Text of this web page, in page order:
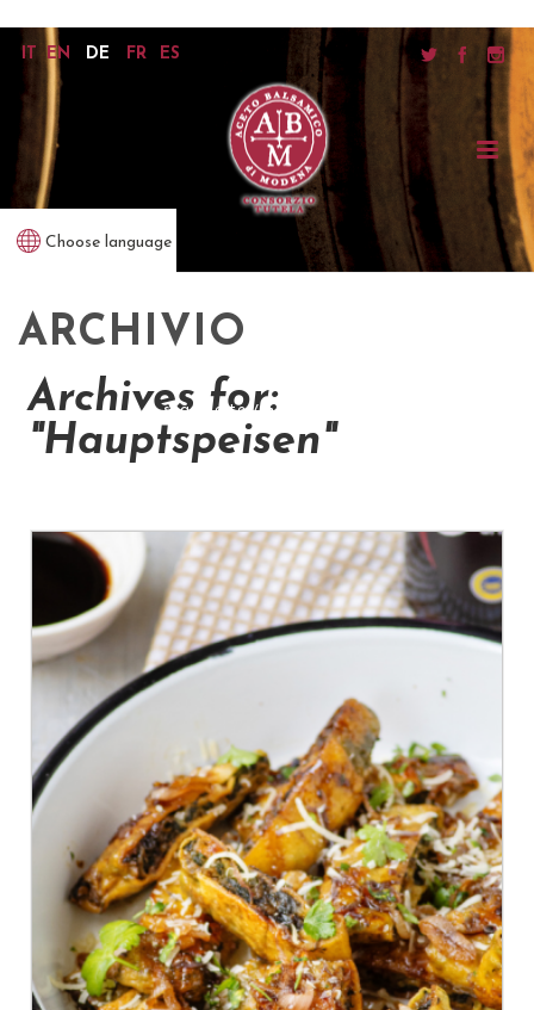
Choose language
startseite/ hauptspeisen
IT EN DE FR ES
ARCHIVIO
Archives for:
"Hauptspeisen"